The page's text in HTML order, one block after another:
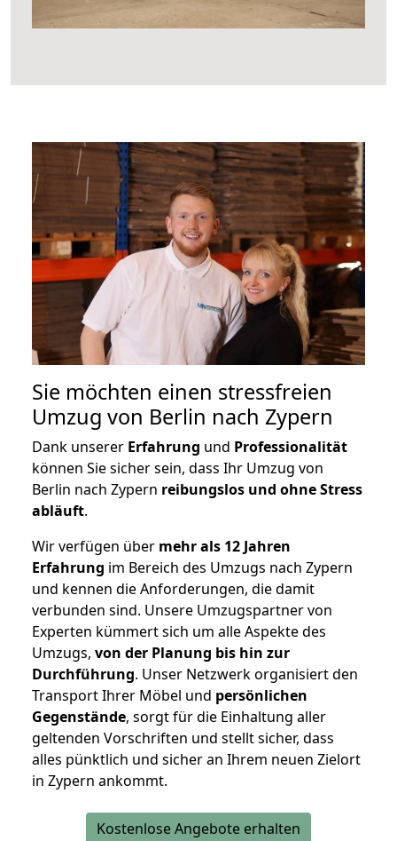
Sie möchten einen stressfreien
Umzug von Berlin nach Zypern
Dank unserer Erfahrung und Professionalität
können Sie sicher sein, dass Ihr Umzug von
Berlin nach Zypern reibungslos und ohne Stress
abläuft.
Wir verfügen über mehr als 12 Jahren
Erfahrung im Bereich des Umzugs nach Zypern
und kennen die Anforderungen, die damit
verbunden sind. Unsere Umzugspartner von
Experten kümmert sich um alle Aspekte des
Umzugs, von der Planung bis hin zur
Durchführung. Unser Netzwerk organisiert den
Transport Ihrer Möbel und persönlichen
Gegenstände, sorgt für die Einhaltung aller
geltenden Vorschriften und stellt sicher, dass
alles pünktlich und sicher an Ihrem neuen Zielort
in Zypern ankommt.
Kostenlose Angebote erhalten